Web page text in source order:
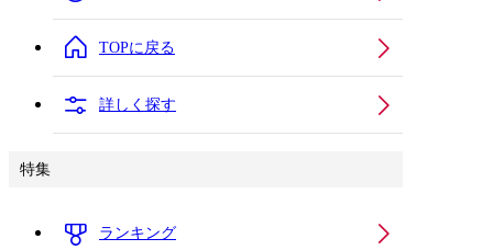
TOPに戻る
詳しく探す
特集
ランキング